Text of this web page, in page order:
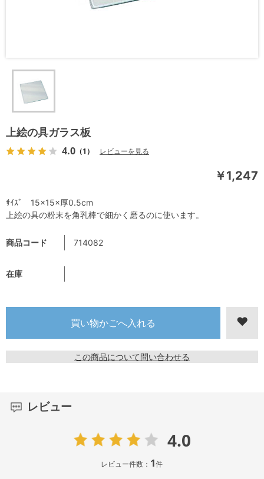
上絵の具ガラス板
4.0 （1） レビューを見る
￥1,247
商品コード 714082
在庫
この商品について問い合わせる
ｻｲｽﾞ 15×15×厚0.5cm
上絵の具の粉末を角乳棒で細かく磨るのに使います。
レビュー
4.0
レビュー件数： 1件